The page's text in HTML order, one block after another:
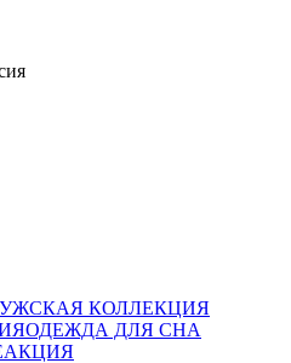
КОЛЛЕКЦИЯ
ОДЕЖДА ДЛЯ СНА
АКЦИЯ